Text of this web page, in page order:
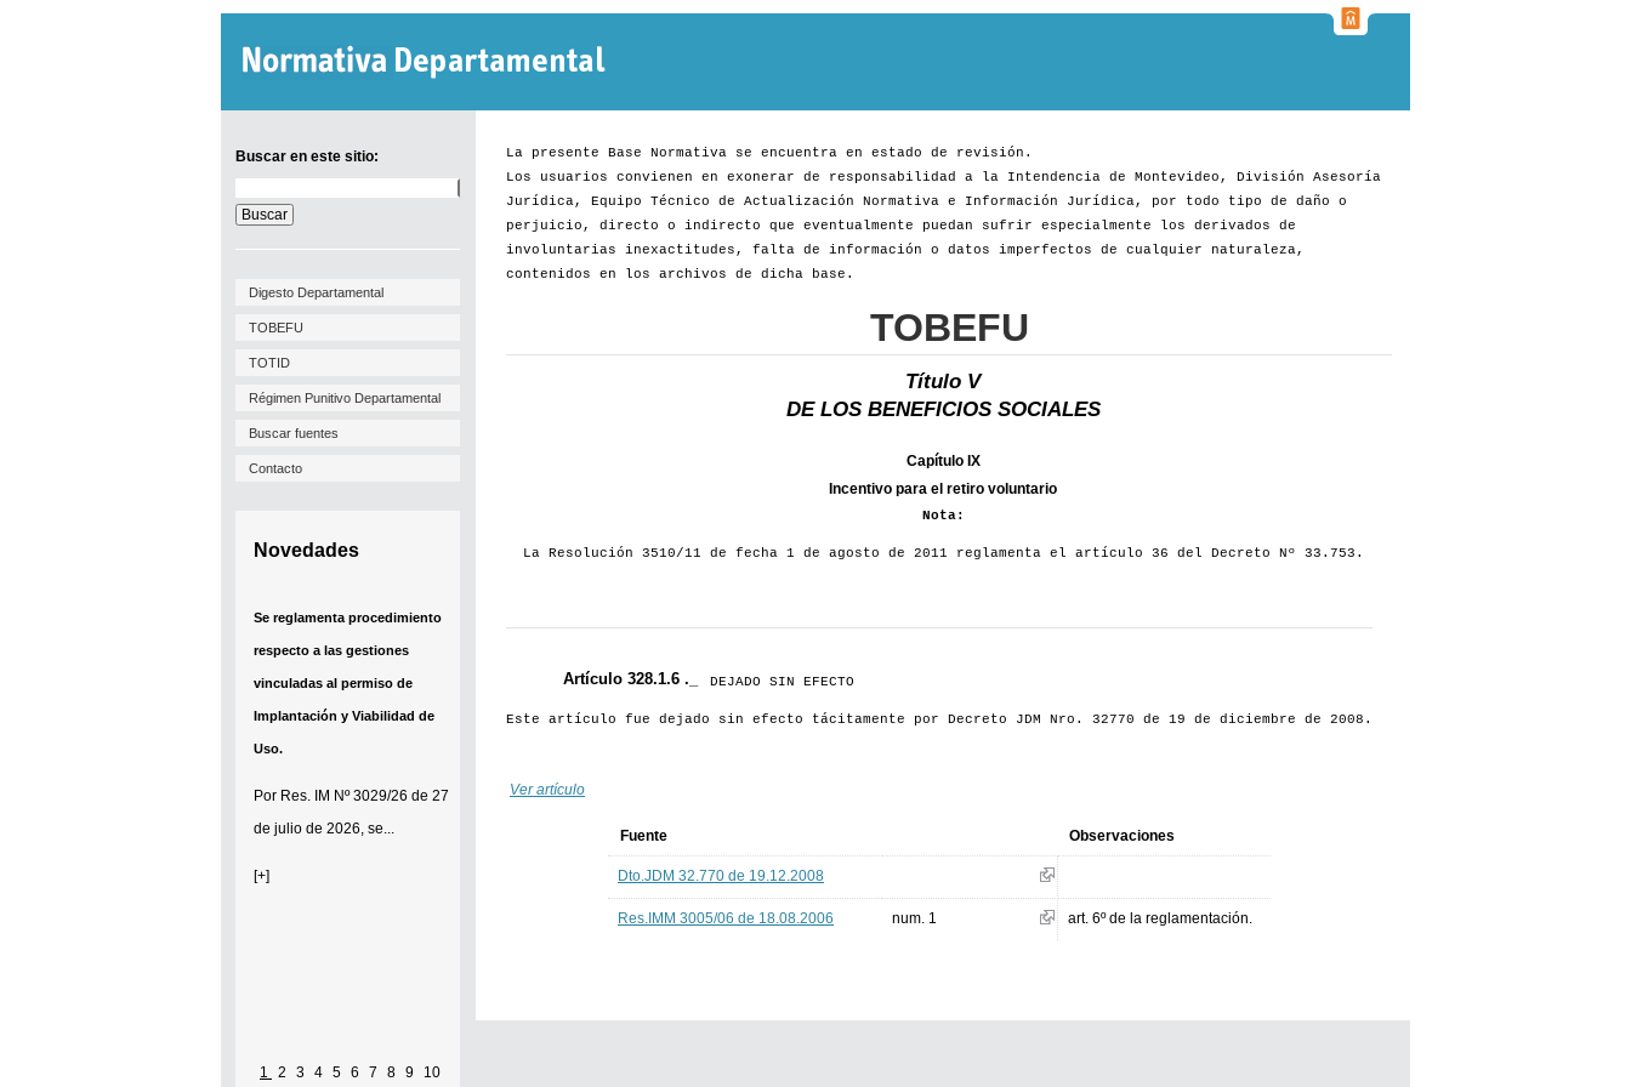
Buscar en este sitio:
en
este
sitio:
Digesto Departamental
TOBEFU
TOTID
Régimen Punitivo Departamental
Buscar fuentes
Contacto
Novedades
Se reglamenta procedimiento
respecto a las gestiones
vinculadas al permiso de
Implantación y Viabilidad de
Uso.
Por Res. IM Nº 3029/26 de 27
de julio de 2026, se...
[+]
1 2 3 4 5 6 7 8 9 10
La presente Base Normativa se encuentra en estado de revisión.
Los usuarios convienen en exonerar de responsabilidad a la Intendencia de Montevideo, División Asesoría
Jurídica, Equipo Técnico de Actualización Normativa e Información Jurídica, por todo tipo de daño o
perjuicio, directo o indirecto que eventualmente puedan sufrir especialmente los derivados de
involuntarias inexactitudes, falta de información o datos imperfectos de cualquier naturaleza,
contenidos en los archivos de dicha base.
TOBEFU
Título V
DE LOS BENEFICIOS SOCIALES
Capítulo IX
Incentivo para el retiro voluntario
Nota:
La Resolución 3510/11 de fecha 1 de agosto de 2011 reglamenta el artículo 36 del Decreto Nº 33.753.
Artículo 328.1.6 ._ DEJADO SIN EFECTO
Este artículo fue dejado sin efecto tácitamente por Decreto JDM Nro. 32770 de 19 de diciembre de 2008.
Ver artículo
Fuente Observaciones
Dto.JDM 32.770 de 19.12.2008
Res.IMM 3005/06 de 18.08.2006 num. 1 art. 6º de la reglamentación.